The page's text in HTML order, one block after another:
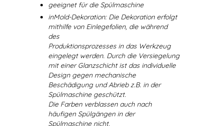
geeignet für die Spülmaschine
inMold-Dekoration: Die Dekoration erfolgt
mithilfe von Einlegefolien, die während
des
Produktionsprozesses in das Werkzeug
eingelegt werden. Durch die Versiegelung
mit einer Glanzschicht ist das individuelle
Design gegen mechanische
Beschädigung und Abrieb z.B. in der
Spülmaschine geschützt.
Die Farben verblassen auch nach
häufigen Spülgängen in der
Spülmaschine nicht.